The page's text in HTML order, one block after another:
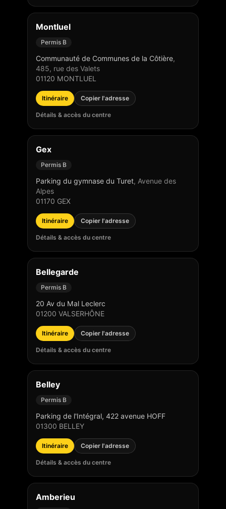
Montluel
Permis B
Communauté de Communes de la Côtière,
485, rue des Valets
01120 MONTLUEL
Itinéraire Copier l'adresse
Détails & accès du centre
Gex
Permis B
Parking du gymnase du Turet, Avenue des
Alpes
01170 GEX
Itinéraire Copier l'adresse
Détails & accès du centre
Bellegarde
Permis B
20 Av du Mal Leclerc
01200 VALSERHÔNE
Itinéraire Copier l'adresse
Détails & accès du centre
Belley
Permis B
Parking de l'Intégral, 422 avenue HOFF
01300 BELLEY
Itinéraire Copier l'adresse
Détails & accès du centre
Amberieu